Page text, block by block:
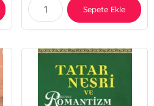
Sepete Ekle